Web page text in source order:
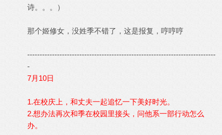
诗。。。）
那个姬修女，没姓季不错了，这是报复，哼哼哼
----------------------------------------------------------------------------
-
7月10日
1.在校庆上，和丈夫一起追忆一下美好时光。
2.想办法再次和季在校园里接头，问他系一部行动怎么
办。